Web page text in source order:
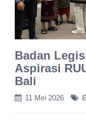
Badan
Aspirasi
Bali
11 Mei 2026